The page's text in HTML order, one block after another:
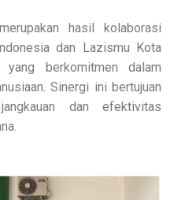
hasil kolaborasi
dan Lazismu Kota
berkomitmen dalam
Sinergi ini bertujuan
dan efektivitas